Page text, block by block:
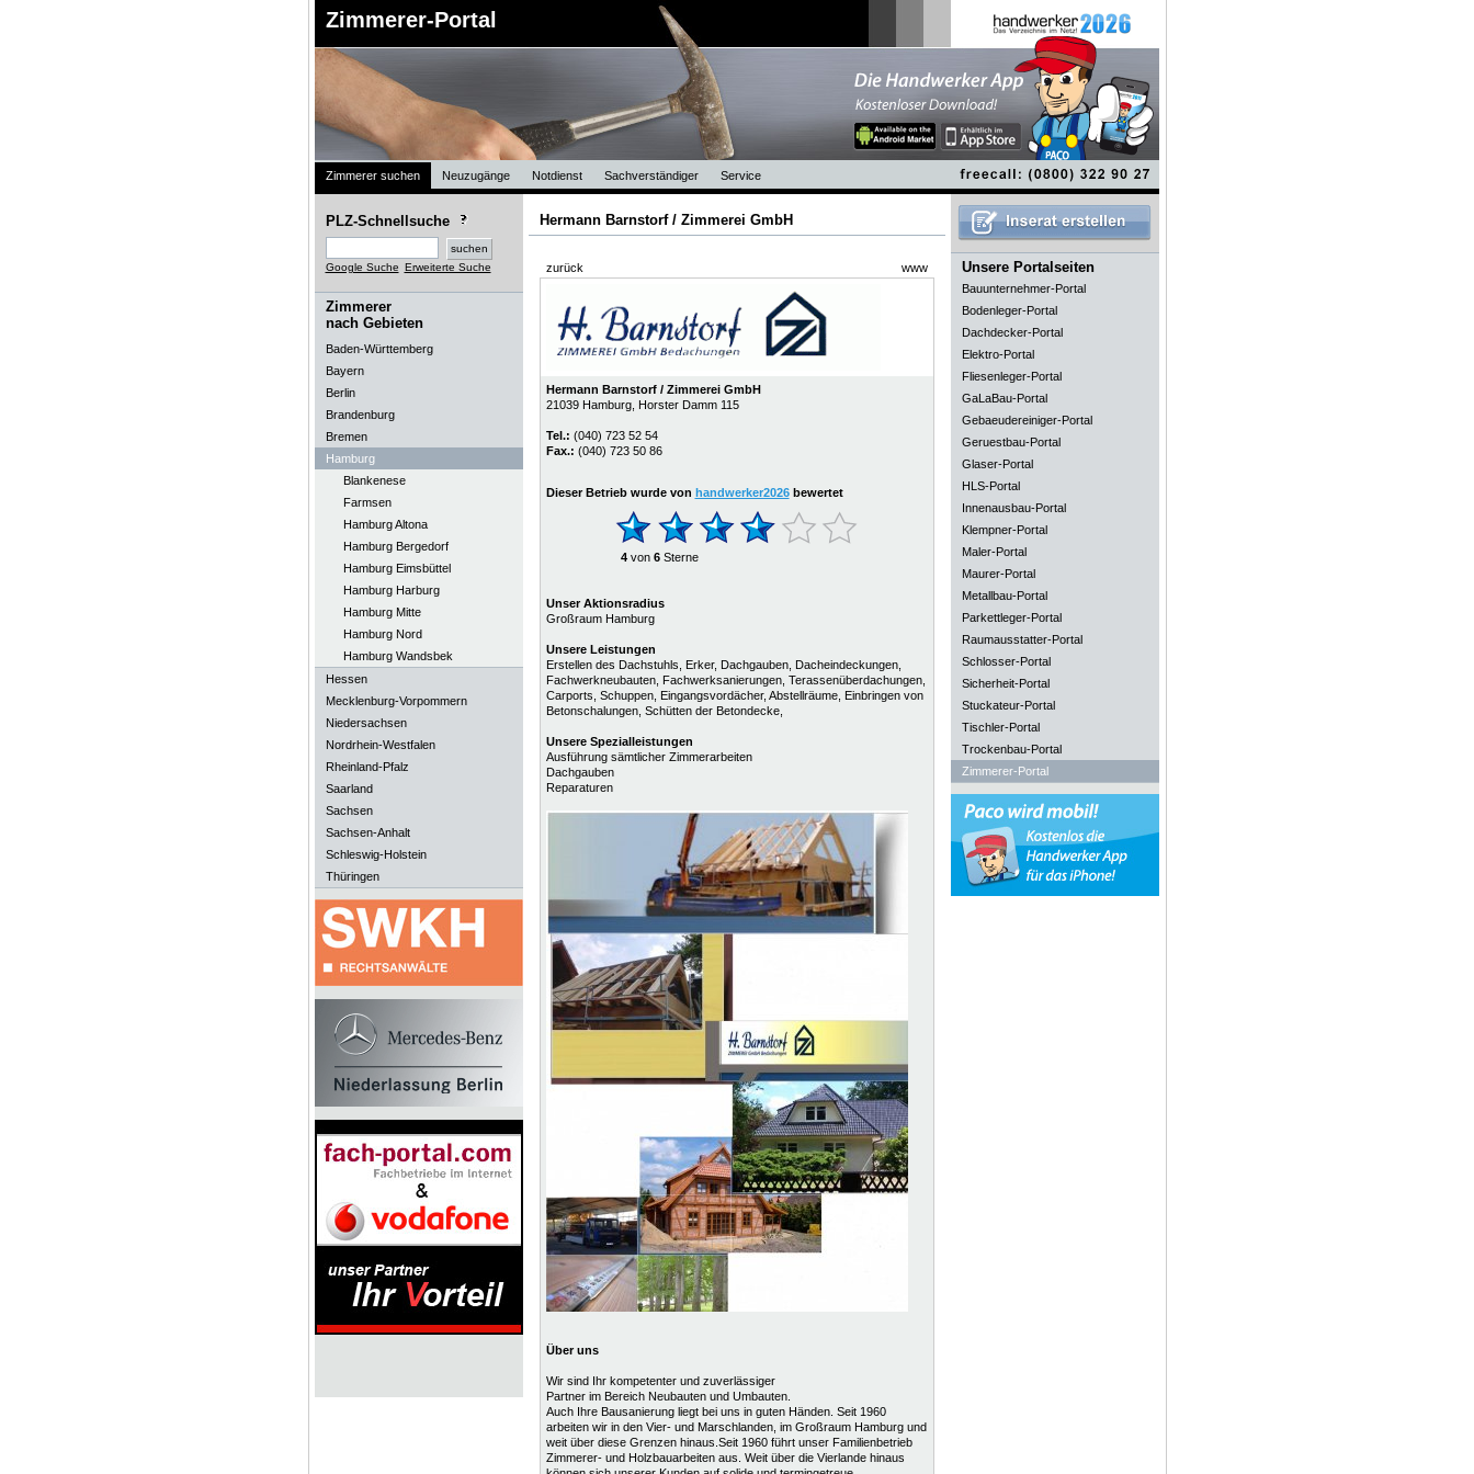
Zimmerer-Portal
Zimmerer suchen Neuzugänge Notdienst Sachverständiger Service
PLZ-Schnellsuche
Google Suche Erweiterte Suche
Zimmerer
nach Gebieten
Baden-Württemberg
Bayern
Berlin
Brandenburg
Bremen
Hamburg
Blankenese
Farmsen
Hamburg Altona
Hamburg Bergedorf
Hamburg Eimsbüttel
Hamburg Harburg
Hamburg Mitte
Hamburg Nord
Hamburg Wandsbek
Hessen
Mecklenburg-Vorpommern
Niedersachsen
Nordrhein-Westfalen
Rheinland-Pfalz
Saarland
Sachsen
Sachsen-Anhalt
Schleswig-Holstein
Thüringen
Hermann Barnstorf / Zimmerei GmbH
zurück www
Hermann Barnstorf / Zimmerei GmbH
21039 Hamburg, Horster Damm 115
Tel.: (040) 723 52 54
Fax.: (040) 723 50 86
Dieser Betrieb wurde von handwerker2026bewertet
4von 6Sterne
Unser Aktionsradius
Großraum Hamburg
Unsere Leistungen
Erstellen des Dachstuhls, Erker, Dachgauben, Dacheindeckungen,
Fachwerkneubauten, Fachwerksanierungen, Terassenüberdachungen,
Carports, Schuppen, Eingangsvordächer, Abstellräume, Einbringen von
Betonschalungen, Schütten der Betondecke,
Unsere Spezialleistungen
Ausführung sämtlicher Zimmerarbeiten
Dachgauben
Reparaturen
Über uns
Wir sind Ihr kompetenter und zuverlässiger
Partner im Bereich Neubauten und Umbauten.
Auch Ihre Bausanierung liegt bei uns in guten Händen. Seit 1960
arbeiten wir in den Vier- und Marschlanden, im Großraum Hamburg und
weit über diese Grenzen hinaus.Seit 1960 führt unser Familienbetrieb
Zimmerer- und Holzbauarbeiten aus. Weit über die Vierlande hinaus
Unsere Portalseiten
Bauunternehmer-Portal
Bodenleger-Portal
Dachdecker-Portal
Elektro-Portal
Fliesenleger-Portal
GaLaBau-Portal
Gebaeudereiniger-Portal
Geruestbau-Portal
Glaser-Portal
HLS-Portal
Innenausbau-Portal
Klempner-Portal
Maler-Portal
Maurer-Portal
Metallbau-Portal
Parkettleger-Portal
Raumausstatter-Portal
Schlosser-Portal
Sicherheit-Portal
Stuckateur-Portal
Tischler-Portal
Trockenbau-Portal
Zimmerer-Portal